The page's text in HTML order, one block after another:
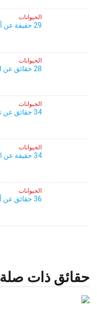
الحيوانات
29 حقيقة عن أنتايوسورس
الحيوانات
28 حقائق عن الكوبرا أحادية العين
الحيوانات
34 حقائق عن تترا الأشعة السينية
الحيوانات
34 حقيقة عن الأمفيسيون
الحيوانات
36 حقائق عن أمارجاصور
حقائق ذات صلة